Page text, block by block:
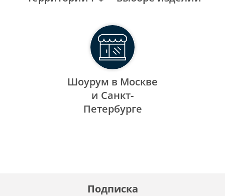
Шоурум в Москве
и Санкт-
Петербурге
Подписка